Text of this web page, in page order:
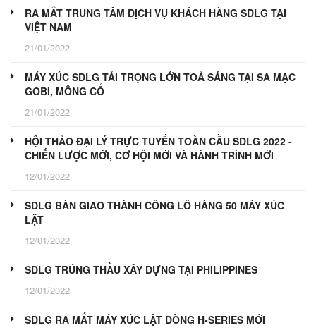
RA MẮT TRUNG TÂM DỊCH VỤ KHÁCH HÀNG SDLG TẠI
VIỆT NAM
21/01/2022
MÁY XÚC SDLG TẢI TRỌNG LỚN TOẢ SÁNG TẠI SA MẠC
GOBI, MÔNG CỔ
21/01/2022
HỘI THẢO ĐẠI LÝ TRỰC TUYẾN TOÀN CẦU SDLG 2022 -
CHIẾN LƯỢC MỚI, CƠ HỘI MỚI VÀ HÀNH TRÌNH MỚI
12/01/2022
SDLG BÀN GIAO THÀNH CÔNG LÔ HÀNG 50 MÁY XÚC
LẬT
12/01/2022
SDLG TRÚNG THẦU XÂY DỰNG TẠI PHILIPPINES
12/01/2022
SDLG RA MẮT MÁY XÚC LẬT DÒNG H-SERIES MỚI